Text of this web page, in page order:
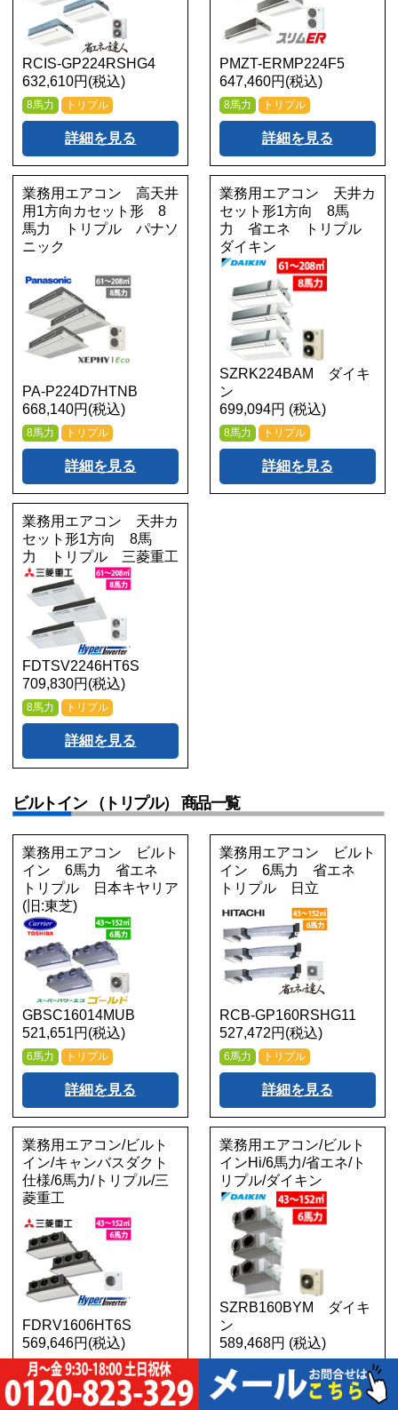
RCIS-GP224RSHG4
632,610円(税込)
8馬力 トリプル
詳細を見る
PMZT-ERMP224F5
647,460円(税込)
8馬力 トリプル
詳細を見る
業務用エアコン 高天井
用1方向カセット形 8
馬力 トリプル パナソ
ニック
PA-P224D7HTNB
668,140円(税込)
8馬力 トリプル
詳細を見る
業務用エアコン 天井カ
セット形1方向 8馬
力 省エネ トリプル
ダイキン
SZRK224BAM ダイキ
ン
699,094円 (税込)
8馬力 トリプル
詳細を見る
業務用エアコン 天井カ
セット形1方向 8馬
力 トリプル 三菱重工
FDTSV2246HT6S
709,830円(税込)
8馬力 トリプル
詳細を見る
ビルトイン （トリプル） 商品一覧
業務用エアコン ビルト
イン 6馬力 省エネ
トリプル 日本キヤリア
(旧:東芝)
GBSC16014MUB
521,651円(税込)
6馬力 トリプル
詳細を見る
業務用エアコン ビルト
イン 6馬力 省エネ
トリプル 日立
RCB-GP160RSHG11
527,472円(税込)
6馬力 トリプル
詳細を見る
業務用エアコン/ビルト
イン/キャンバスダクト
仕様/6馬力/トリプル/三
菱重工
FDRV1606HT6S
569,646円(税込)
6馬力 トリプル
詳細を見る
業務用エアコン/ビルト
インHi/6馬力/省エネ/ト
リプル/ダイキン
SZRB160BYM ダイキ
ン
589,468円 (税込)
6馬力 トリプル
詳細を見る